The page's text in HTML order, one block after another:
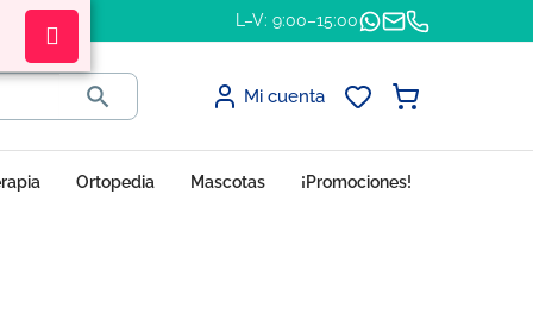
L–V: 9:00–15:00
 Mi cuenta
Ortopedia Mascotas ¡Promociones!